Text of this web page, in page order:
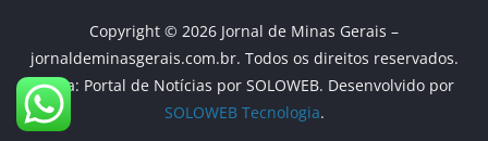
Copyright © 2026 Jornal de Minas Gerais –
jornaldeminasgerais.com.br. Todos os direitos reservados.
Tema: Portal de Notícias por SOLOWEB. Desenvolvido por
SOLOWEB Tecnologia.